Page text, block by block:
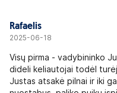
Rafaelis
2025-06-18
Visų pirma - vadybininko
dideli keliautojai todėl
Justas atsakė pilnai ir iki